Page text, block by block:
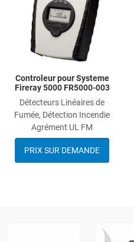
Controleur pour Systeme
Fireray 5000 FR5000-003
Détecteurs Linéaires de
Fumée, Détection Incendie
Agrément UL FM
PRIX SUR DEMANDE